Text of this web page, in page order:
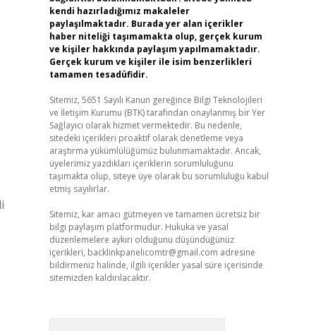
kendi hazırladığımız makaleler
paylaşılmaktadır. Burada yer alan içerikler
haber niteliği taşımamakta olup, gerçek kurum
ve kişiler hakkında paylaşım yapılmamaktadır.
Gerçek kurum ve kişiler ile isim benzerlikleri
tamamen tesadüfidir.
Sitemiz, 5651 Sayılı Kanun gereğince Bilgi Teknolojileri
ve İletişim Kurumu (BTK) tarafından onaylanmış bir Yer
Sağlayıcı olarak hizmet vermektedir. Bu nedenle,
sitedeki içerikleri proaktif olarak denetleme veya
araştırma yükümlülüğümüz bulunmamaktadır. Ancak,
üyelerimiz yazdıkları içeriklerin sorumluluğunu
taşımakta olup, siteye üye olarak bu sorumluluğu kabul
etmiş sayılırlar.
Sitemiz, kar amacı gütmeyen ve tamamen ücretsiz bir
bilgi paylaşım platformudur. Hukuka ve yasal
düzenlemelere aykırı olduğunu düşündüğünüz
içerikleri, backlinkpanelicomtr@gmail.com adresine
bildirmeniz halinde, ilgili içerikler yasal süre içerisinde
sitemizden kaldırılacaktır.